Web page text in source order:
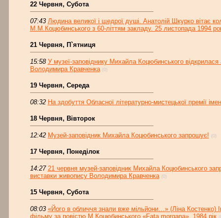
22 Червня, Субота
07:43 Людина великої і щедрої душі. Анатолій Шкурко вітає
М.М.Коцюбинського з 60-літтям закладу. 25 листопада 1994
21 Червня, П`ятниця
15:58 У музеї-заповіднику Михайла Коцюбинського
Володимира Кравченка (0)
19 Червня, Середа
08:32 На здобуття Обласної літературно-мистецької премії
18 Червня, Вівторок
12:42 Музей-заповідник Михайла Коцюбинського запрошує! (0)
17 Червня, Понеділок
14:27 21 червня музей-заповідник Михайла Коцюбинського
виставки живопису Володимира Кравченка (0)
15 Червня, Субота
08:03 «Його в обличчя знали вже мільйони…» (Ліна Костенко)
фільму за повістю М.Коцюбинського «Fata morgana». 1984 рік